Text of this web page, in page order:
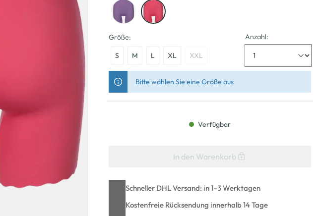
Größe:
S M L XL XXL
Anzahl:
Bitte wählen Sie eine Größe aus
Verfügbar
In den Warenkorb
Schneller DHL Versand: in 1–3 Werktagen
Kostenfreie Rücksendung innerhalb 14 Tage